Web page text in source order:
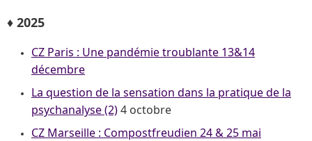
♦ 2025
CZ Paris : Une pandémie troublante 13&14
décembre
La question de la sensation dans la pratique de la
psychanalyse (2)4 octobre
CZ Marseille : Compostfreudien 24 & 25 mai